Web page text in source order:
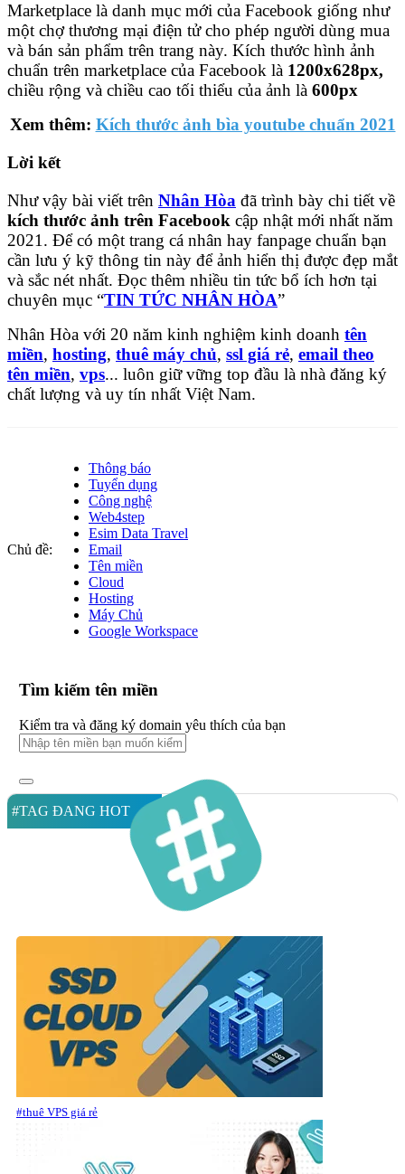
Marketplace là danh mục mới của Facebook giống như
một chợ thương mại điện tử cho phép người dùng mua
và bán sản phẩm trên trang này. Kích thước hình ảnh
chuẩn trên marketplace của Facebook là 1200x628px,
chiều rộng và chiều cao tối thiểu của ảnh là 600px
Xem thêm: Kích thước ảnh bìa youtube chuẩn 2021
Lời kết
Như vậy bài viết trên Nhân Hòa đã trình bày chi tiết về
kích thước ảnh trên Facebook cập nhật mới nhất năm
2021. Để có một trang cá nhân hay fanpage chuẩn bạn
cần lưu ý kỹ thông tin này để ảnh hiển thị được đẹp mắt
và sắc nét nhất. Đọc thêm nhiều tin tức bổ ích hơn tại
chuyên mục “TIN TỨC NHÂN HÒA”
Nhân Hòa với 20 năm kinh nghiệm kinh doanh tên
miền, hosting, thuê máy chủ, ssl giá rẻ, email theo
tên miền, vps... luôn giữ vững top đầu là nhà đăng ký
chất lượng và uy tín nhất Việt Nam.
Chủ đề:
Thông báo
Tuyển dụng
Công nghệ
Web4step
Esim Data Travel
Email
Tên miền
Cloud
Hosting
Máy Chủ
Google Workspace
Tìm kiếm tên miền
Kiểm tra và đăng ký domain yêu thích của bạn
#TAG ĐANG HOT
#thuê VPS giá rẻ